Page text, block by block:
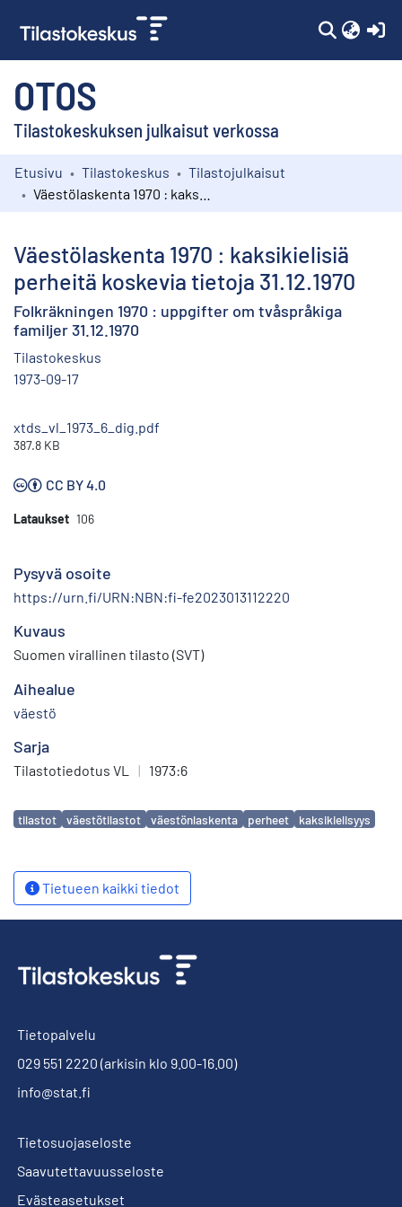
OTOS
Tilastokeskuksen julkaisut verkossa
Kokoelmat
Etusivu Tilastokeskus
Tilastojulkaisut
Väestölaskenta 1970 : kaksikielisiä
perheitä koskevia tietoja 31.12.1970
Folkräkningen 1970 : uppgifter om tvåspråkiga
familjer 31.12.1970
Tilastokeskus
1973-09-17
xtds_vl_1973_6_dig.pdf
387.8 KB
CC BY 4.0
Lataukset 106
Pysyvä osoite
https://urn.fi/URN:NBN:fi-fe2023013112220
Kuvaus
Suomen virallinen tilasto (SVT)
Aihealue
väestö
Sarja
Tilastotiedotus VL | 1973:6
Avainsanat
tilastot väestötilastot väestönlaskenta perheet kaksikielisyys
Tietueen kaikki tiedot
Tietopalvelu
029 551 2220 (arkisin klo 9.00-16.00)
info@stat.fi
Tietosuojaseloste
Saavutettavuusseloste
Evästeasetukset